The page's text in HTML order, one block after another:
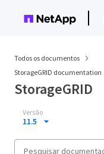
Todos os documentos
StorageGRID documentation
StorageGRID
Versão
11.5